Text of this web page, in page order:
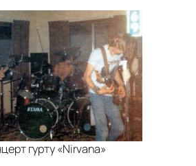
гурту «Nirvana»